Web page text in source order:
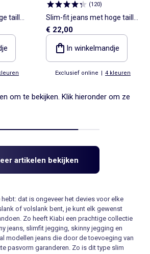
taille -
(120)
Slim-fit jeans met hoge taille
- L32
€ 22,00
In winkelmandje
Exclusief online | 4 kleuren
om te bekijken. Klik hieronder om ze
artikelen bekijken
dat is ongeveer het devies voor elke
of volslank bent, je kunt elk gewenst
Zo heeft Kiabi een prachtige collectie
jeans, slimfit jegging, skinny jegging en
modellen jeans die door de toevoeging van
pasvorm garanderen. Zo is dit type slim